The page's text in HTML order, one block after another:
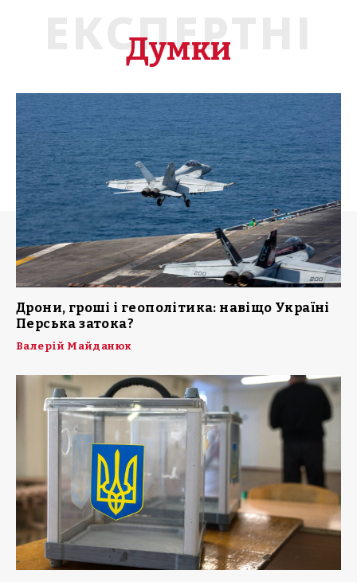
ЕКСПЕРТНІ
Думки
Дрони, гроші і геополітика: навіщо Україні
Перська затока?
Валерій Майданюк